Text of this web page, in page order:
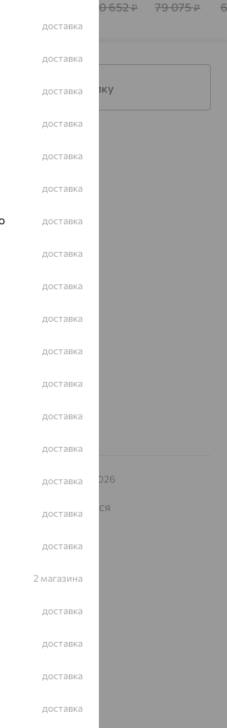
230 652₽ 79 075₽
на рассылку
г. Липецк
2009 – 2026
применяются
доставка
доставка
доставка
доставка
доставка
доставка
доставка
доставка
доставка
доставка
доставка
доставка
доставка
доставка
доставка
доставка
доставка
2 магазина
доставка
доставка
доставка
доставка